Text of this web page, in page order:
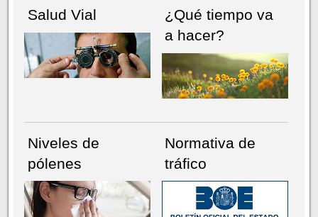
Salud Vial
¿Qué tiempo va
a hacer?
Niveles de
pólenes
Normativa de
tráfico